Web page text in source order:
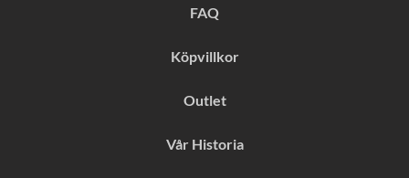
FAQ
Köpvillkor
Outlet
Vår Historia
a
m